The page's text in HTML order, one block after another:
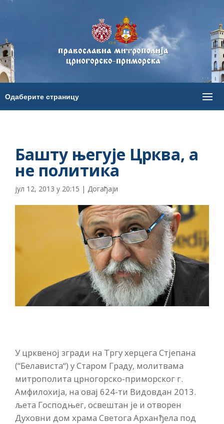
Башту његује Црква, а
не политика
јул 12, 2013 у 20:15 | Догађаји
У црквеној згради на Тргу херцега Стјепана
(“Белависта“) у Старом Граду, молитвама
митрополита црногорско-приморског г.
Амфилохија, на овај 624-ти Видовдан 2013.
љета Господњег, освештан је и отворен
Духовни дом храма Светога Арханђела под